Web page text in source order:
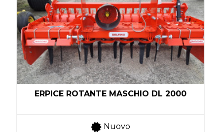
ERPICE ROTANTE MASCHIO DL 2000
Nuovo